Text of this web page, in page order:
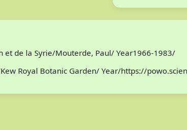
et de la Syrie/Mouterde, Paul/ Year1966-1983/
Royal Botanic Garden/ Year/https://